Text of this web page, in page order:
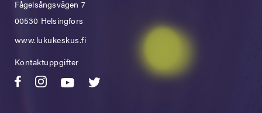
Fågelsångsvägen 7
00530 Helsingfors
www.lukukeskus.fi
Kontaktuppgifter